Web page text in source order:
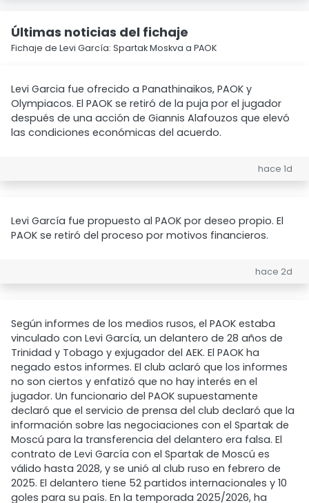
Últimas noticias del fichaje
Fichaje de Levi García: Spartak Moskva a PAOK
Levi Garcia fue ofrecido a Panathinaikos, PAOK y
Olympiacos. El PAOK se retiró de la puja por el jugador
después de una acción de Giannis Alafouzos que elevó
las condiciones económicas del acuerdo.
hace 1d
Levi García fue propuesto al PAOK por deseo propio. El
PAOK se retiró del proceso por motivos financieros.
hace 2d
Según informes de los medios rusos, el PAOK estaba
vinculado con Levi García, un delantero de 28 años de
Trinidad y Tobago y exjugador del AEK. El PAOK ha
negado estos informes. El club aclaró que los informes
no son ciertos y enfatizó que no hay interés en el
jugador. Un funcionario del PAOK supuestamente
declaró que el servicio de prensa del club declaró que la
información sobre las negociaciones con el Spartak de
Moscú para la transferencia del delantero era falsa. El
contrato de Levi García con el Spartak de Moscú es
válido hasta 2028, y se unió al club ruso en febrero de
2025. El delantero tiene 52 partidos internacionales y 10
goles para su país. En la temporada 2025/2026, ha